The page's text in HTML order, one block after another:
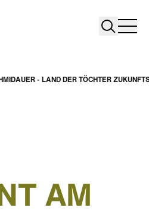
Search
- LAND DER TÖCHTER
AM